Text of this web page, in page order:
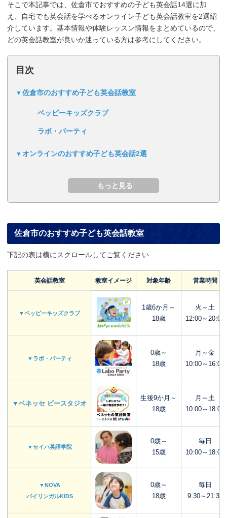
そこで本記事では、佐倉市でおすすめの子ども英会話14選に加
え、自宅でも英会話を学べるオンライン子ども英会話教室を2選紹
介しています。基本情報や体験レッスン情報をまとめているので、
どの英会話教室が良いか迷っている方は参考にしてください。
目次
佐倉市のおすすめ子ども英会話教室
ペッピーキッズクラブ
ラボ・パーティ
オンラインのおすすめ子ども英会話2選
佐倉市のおすすめ子ども英会話教室
下記の表は横にスクロールしてご覧ください
英会話教室 教室イメージ 対象年齢 営業時間
▼ペッピーキッズクラブ
1歳6か月～
18歳
火～土
12:00～20:00
▼ラボ・パーティ
0歳～
18歳
月～金
10:00～16:00
▼ベネッセ ビースタジオ
生後9か月～
18歳
月～土
10:00～18:00
▼セイハ英語学院
0歳～
15歳
毎日
10:00～18:00
▼NOVA
バイリンガルKIDS
0歳～
18歳
毎日
9:30～21:30